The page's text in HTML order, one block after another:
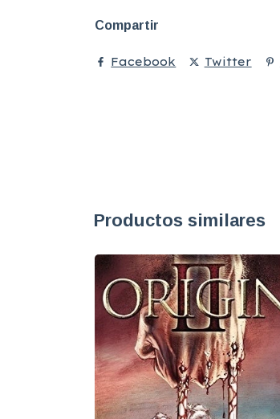
Compartir
Facebook Twitter
Productos similares